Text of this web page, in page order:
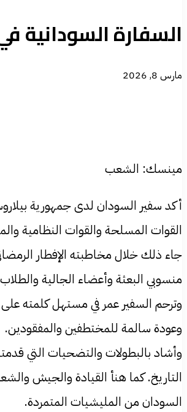
السفارة السودانية
مارس 8, 2026
مينسك: الشعب
أكد سفير السودان لدى جمهورية
القوات المسلحة والقوات النظامية
جاء ذلك خلال مخاطبته الإفطار
منسوبي البعثة وأعضاء الجالية
وترحم السفير عمر في مستهل كلمته
وعودة سالمة للمختطفين والمفقودين.
وأشاد بالبطولات والتضحيات التي
التاريخ. كما هنأ القيادة والجيش
السودان من المليشيات المتمردة.